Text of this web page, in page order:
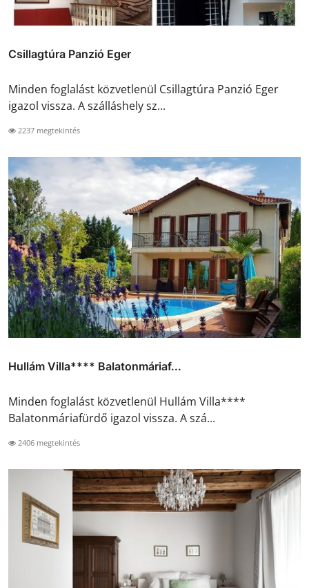
Csillagtúra Panzió Eger
Minden foglalást közvetlenül Csillagtúra Panzió Eger
igazol vissza. A szálláshely sz...
2237 megtekintés
Hullám Villa**** Balatonmáriaf...
Minden foglalást közvetlenül Hullám Villa****
Balatonmáriafürdő igazol vissza. A szá...
2406 megtekintés